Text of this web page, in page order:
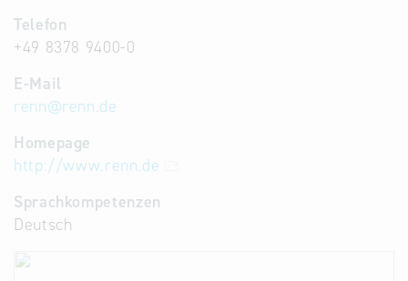
Telefon
+49 8378 9400-0
E-Mail
renn@renn.de
Homepage
http://www.renn.de
Sprachkompetenzen
Deutsch